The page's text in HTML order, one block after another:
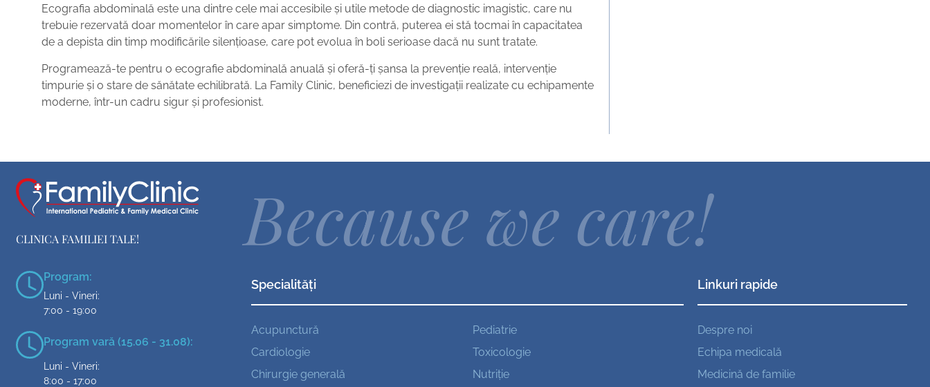
Ecografia abdominală este una dintre cele mai accesibile și utile metode de diagnostic imagistic, care nu
trebuie rezervată doar momentelor în care apar simptome. Din contră, puterea ei stă tocmai în capacitatea
de a depista din timp modificările silențioase, care pot evolua în boli serioase dacă nu sunt tratate.
Programează-te pentru o ecografie abdominală anuală și oferă-ți șansa la prevenție reală, intervenție
timpurie și o stare de sănătate echilibrată. La Family Clinic, beneficiezi de investigații realizate cu echipamente
moderne, într-un cadru sigur și profesionist.
CLINICA FAMILIEI TALE!
Program:
Luni - Vineri:
7:00 - 19:00
Program vară (15.06 - 31.08):
Luni - Vineri:
8:00 - 17:00
Because we care!
Specialități
Acupunctură
Cardiologie
Chirurgie generală
Pediatrie
Toxicologie
Nutriție
Linkuri rapide
Despre noi
Echipa medicală
Medicină de familie